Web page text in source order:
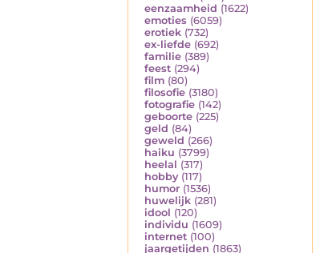
eenzaamheid (1622)
emoties (6059)
erotiek (732)
ex-liefde (692)
familie (389)
feest (294)
film (80)
filosofie (3180)
fotografie (142)
geboorte (225)
geld (84)
geweld (266)
haiku (3799)
heelal (317)
hobby (117)
humor (1536)
huwelijk (281)
idool (120)
individu (1609)
internet (100)
jaargetijden (1863)